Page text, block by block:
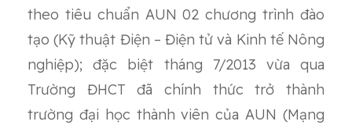
theo tiêu chuẩn AUN 02 chương trình đào
tạo (Kỹ thuật Điện – Điện tử và Kinh tế Nông
nghiệp); đặc biệt tháng 7/2013 vừa qua
Trường ĐHCT đã chính thức trở thành
trường đại học thành viên của AUN (Mạng